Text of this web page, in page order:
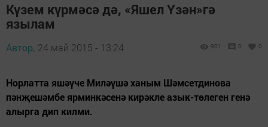
Күзем күрмәсә дә, «Яшел Үзән»гә
язылам
Автор, 24 май 2015 - 13:24 901 0 0
Норлатта яшәүче Миләүшә ханым Шәмсетдинова
пәнҗешәмбе ярминкәсенә кирәкле азык-төлеген генә
алырга дип килми.